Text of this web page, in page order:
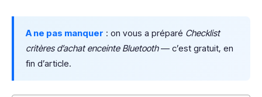
A ne pas manquer : on vous a préparé Checklist
critères d’achat enceinte Bluetooth— c’est gratuit, en
fin d’article.